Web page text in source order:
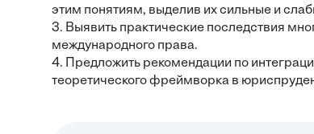
этим понятиям, выделив их сильные и
3. Выявить практические последствия
международного права.
4. Предложить рекомендации по
теоретического фреймворка в